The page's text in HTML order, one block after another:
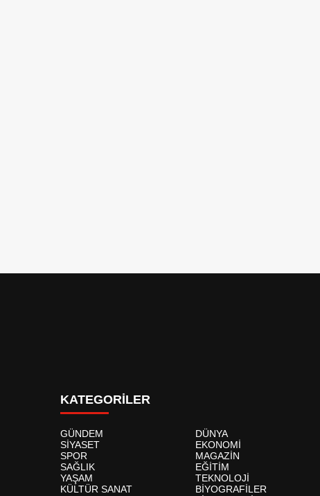
KATEGORİLER
GÜNDEM
DÜNYA
SİYASET
EKONOMİ
SPOR
MAGAZİN
SAĞLIK
EĞİTİM
YAŞAM
TEKNOLOJİ
KÜLTÜR SANAT
BİYOGRAFİLER